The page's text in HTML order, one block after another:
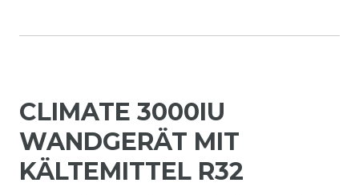
CLIMATE 3000IU
WANDGERÄT MIT
KÄLTEMITTEL R32